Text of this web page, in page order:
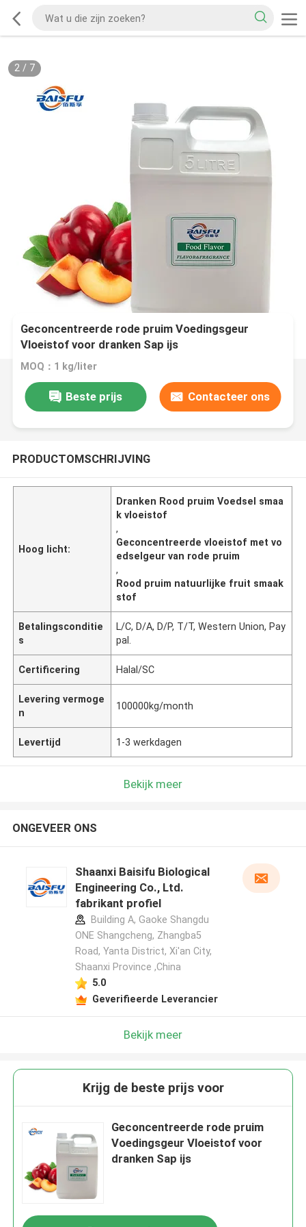
2/ 7
Geconcentreerde rode pruim Voedingsgeur
Vloeistof voor dranken Sap ijs
MOQ：1 kg/liter
Beste prijs Contacteer ons
PRODUCTOMSCHRIJVING
Hoog licht:
Dranken Rood pruim Voedsel smaa
k vloeistof
,
Geconcentreerde vloeistof met vo
edselgeur van rode pruim
,
Rood pruim natuurlijke fruit smaak
stof
Betalingsconditie
s
L/C, D/A, D/P, T/T, Western Union, Pay
pal.
Certificering Halal/SC
Levering vermoge
n
100000kg/month
Levertijd 1-3 werkdagen
Bekijk meer
ONGEVEER ONS
Shaanxi Baisifu Biological
Engineering Co., Ltd.
fabrikant profiel
Building A, Gaoke Shangdu
ONE Shangcheng, Zhangba5
Road, Yanta District, Xi'an City,
Shaanxi Province ,China
5.0
Geverifieerde Leverancier
Bekijk meer
Krijg de beste prijs voor
Geconcentreerde rode pruim
Voedingsgeur Vloeistof voor
dranken Sap ijs